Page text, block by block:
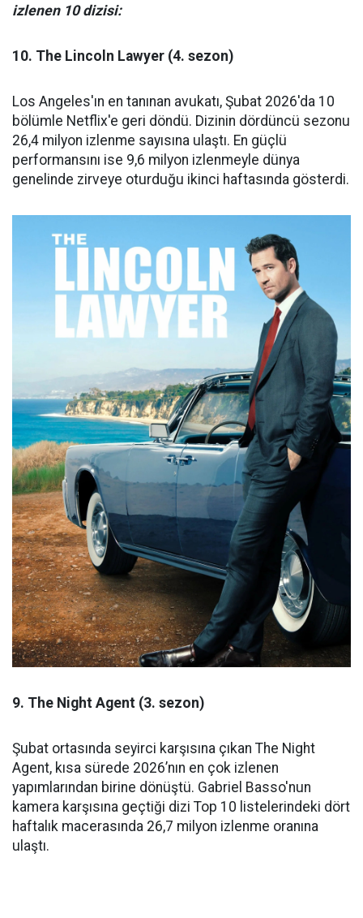
izlenen 10 dizisi:
10. The Lincoln Lawyer (4. sezon)
Los Angeles'ın en tanınan avukatı, Şubat 2026'da 10
bölümle Netflix'e geri döndü. Dizinin dördüncü sezonu
26,4 milyon izlenme sayısına ulaştı. En güçlü
performansını ise 9,6 milyon izlenmeyle dünya
genelinde zirveye oturduğu ikinci haftasında gösterdi.
9. The Night Agent (3. sezon)
Şubat ortasında seyirci karşısına çıkan The Night
Agent, kısa sürede 2026’nın en çok izlenen
yapımlarından birine dönüştü. Gabriel Basso'nun
kamera karşısına geçtiği dizi Top 10 listelerindeki dört
haftalık macerasında 26,7 milyon izlenme oranına
ulaştı.